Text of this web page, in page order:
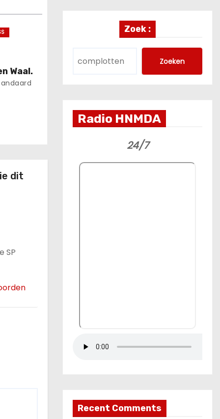
Waal.
dit
SP
Zoek :
Zoeken
Radio HNMDA
24/7
Recent Comments